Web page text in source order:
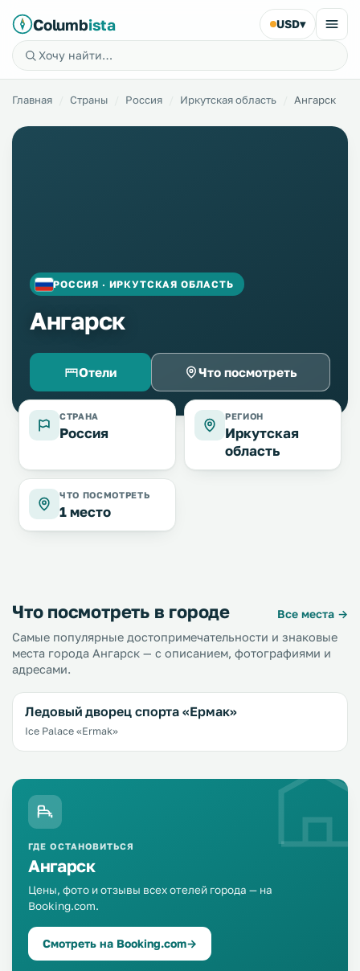
Columbista USD▾
Главная Страны Россия Иркутская область Ангарск
РОССИЯ · ИРКУТСКАЯ ОБЛАСТЬ
Ангарск
Отели Что посмотреть
СТРАНА
Россия
РЕГИОН
Иркутская
область
ЧТО ПОСМОТРЕТЬ
1 место
Что посмотреть в городе
Все места →
Самые популярные достопримечательности и знаковые
места города Ангарск — с описанием, фотографиями и
адресами.
Ледовый дворец спорта «Ермак»
Ice Palace «Ermak»
ГДЕ ОСТАНОВИТЬСЯ
Ангарск
Цены, фото и отзывы всех отелей города — на
Booking.com.
Смотреть на Booking.com→